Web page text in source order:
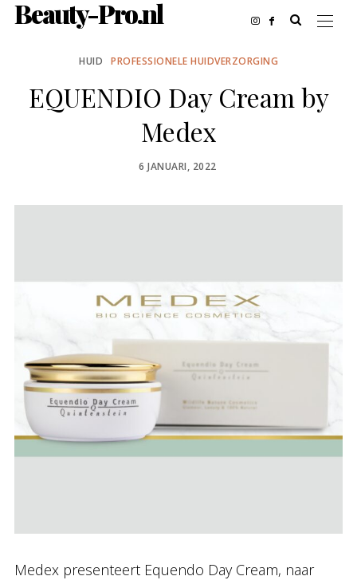
Beauty-Pro.nl
HUID PROFESSIONELE HUIDVERZORGING
EQUENDIO Day Cream by
Medex
POSTED
6 JANUARI, 2022
Medex presenteert Equendo Day Cream, naar